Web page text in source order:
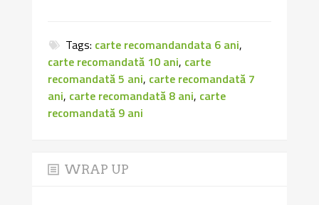
Sherman, Linda
Wingerter
Tags: carte recomandandata 6 ani,
carte recomandată 10 ani, carte
recomandată 5 ani, carte recomandată 7
ani, carte recomandată 8 ani, carte
recomandată 9 ani
WRAP UP